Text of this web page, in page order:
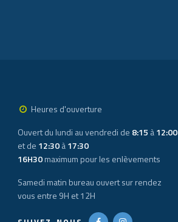
Heures d'ouverture
Ouvert du lundi au vendredi de 8:15 à12:00
et de 12:30à17:30
16H30maximum pour les enlèvements
Samedi matin bureau ouvert sur rendez
vous entre 9H et 12H